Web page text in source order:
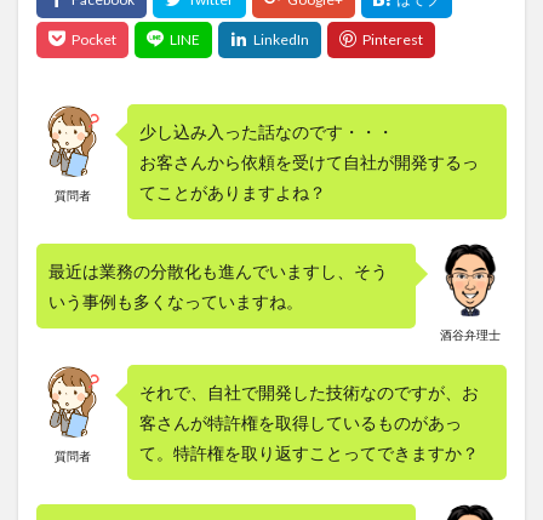
質問者
少し込み入った話なのです・・・
お客さんから依頼を受けて自社が開発するっ
てことがありますよね？
酒谷弁理士
最近は業務の分散化も進んでいますし、そう
いう事例も多くなっていますね。
質問者
それで、自社で開発した技術なのですが、お
客さんが特許権を取得しているものがあっ
て。特許権を取り返すことってできますか？